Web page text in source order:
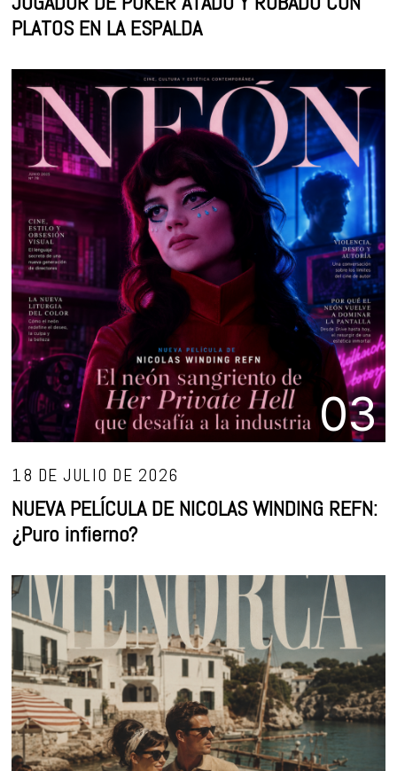
PLATOS EN LA ESPALDA
03
18 DE JULIO DE 2026
NUEVA PELÍCULA DE NICOLAS WINDING REFN:
¿Puro infierno?